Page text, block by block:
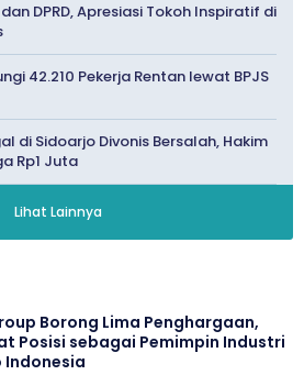
DPRD, Apresiasi Tokoh Inspiratif di
42.210 Pekerja Rentan lewat BPJS
di Sidoarjo Divonis Bersalah, Hakim
Rp1 Juta
Lihat Lainnya
Borong Lima Penghargaan,
Posisi sebagai Pemimpin Industri
Indonesia